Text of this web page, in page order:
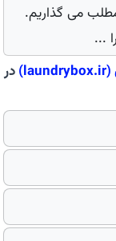
می گذاریم.
...
(laundrybox.ir)
در